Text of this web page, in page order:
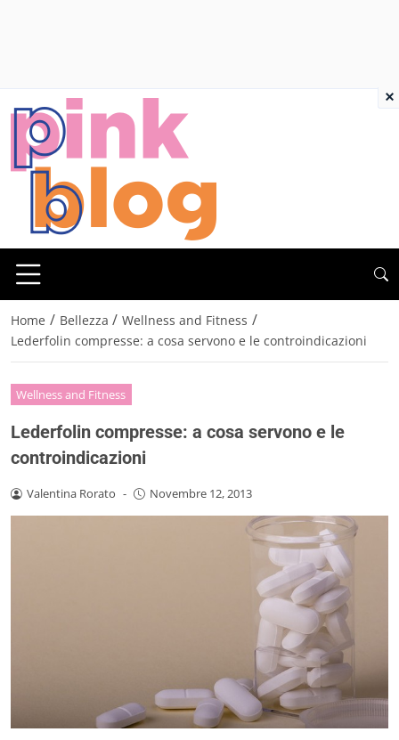
Home / Bellezza / Wellness and Fitness /
Lederfolin compresse: a cosa servono e le controindicazioni
Wellness and Fitness
Lederfolin compresse: a cosa servono e le
controindicazioni
Valentina Rorato - Novembre 12, 2013
×